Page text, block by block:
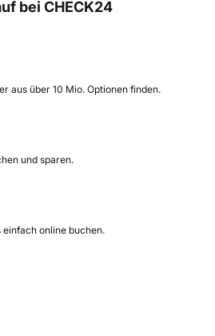
bei CHECK24
aus über 10 Mio. Optionen finden.
und sparen.
online buchen.